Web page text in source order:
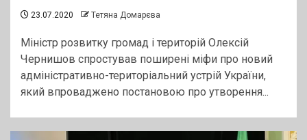
23.07.2020 Тетяна Домарєва
Міністр розвитку громад і територій Олексій
Чернишов спростував поширені міфи про новий
адміністративно-територіальний устрій України,
який впроваджено постановою про утворення...